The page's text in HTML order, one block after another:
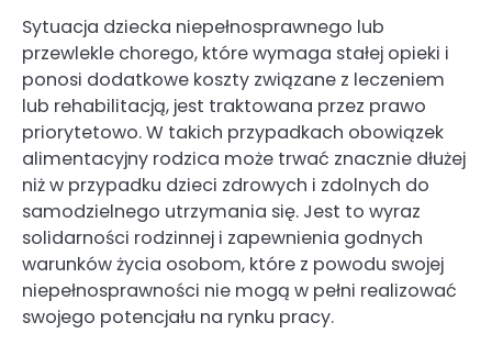
Sytuacja dziecka niepełnosprawnego lub
przewlekle chorego, które wymaga stałej opieki i
ponosi dodatkowe koszty związane z leczeniem
lub rehabilitacją, jest traktowana przez prawo
priorytetowo. W takich przypadkach obowiązek
alimentacyjny rodzica może trwać znacznie dłużej
niż w przypadku dzieci zdrowych i zdolnych do
samodzielnego utrzymania się. Jest to wyraz
solidarności rodzinnej i zapewnienia godnych
warunków życia osobom, które z powodu swojej
niepełnosprawności nie mogą w pełni realizować
swojego potencjału na rynku pracy.